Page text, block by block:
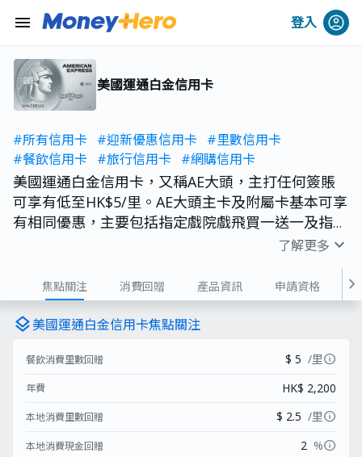
menu 登入
美國運通白金信用卡
#所有信用卡 #迎新優惠信用卡
#里數信用卡
#餐飲信用卡
#旅行信用卡 #網購信用卡
美國運通白金信用卡，又稱AE大頭，主打任何簽賬
可享有低至HK$5/里。AE大頭主卡及附屬卡基本可享
有相同優惠，主要包括指定戲院戲飛買一送一及指定
了解更多 expand_more
焦點關注 消費回贈 產品資訊 申請資格 費
chevron_right
layers美國運通白金信用卡焦點關注
餐飲消費里數回贈 $ 5 /里info
年費 HK$ 2,200
本地消費里數回贈 $ 2.5 /里info
本地消費現金回贈 2 %info